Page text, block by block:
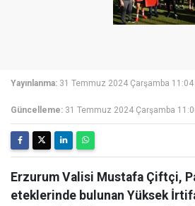
Yayınlanma: 31 Temmuz 2024 Çarşamba 11:04
Güncelleme: 31 Temmuz 2024 Çarşamba
Erzurum Valisi Mustafa Çiftçi,
eteklerinde bulunan Yüksek